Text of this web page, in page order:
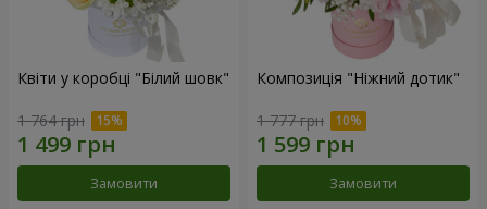
Квіти у коробці "Білий шовк"
1 764 грн
Замовити
Композиція "Ніжний дотик"
1 777 грн
Замовити